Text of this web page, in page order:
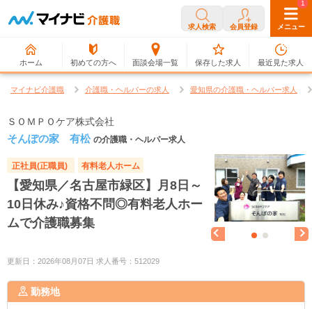
求人検索 会員登録 メニュー
ホーム 初めての方へ 面談会場一覧
0
保存した求人
1
最近見た求人
マイナビ介護職 介護職・ヘルパーの求人 愛知県の介護職・ヘルパー求人
ＳＯＭＰＯケア株式会社
そんぽの家 有松 の介護職・ヘルパー求人
正社員(正職員) 有料老人ホーム
【愛知県／名古屋市緑区】月8日～
10日休み♪資格不問◎有料老人ホー
ムで介護職募集
更新日：2026年08月07日 求人番号：512029
勤務地